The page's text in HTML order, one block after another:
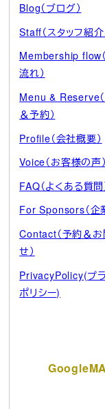
Blog（ブログ）
Staff（スタッフ紹介
Membership flow
流れ）
Menu & Reserve
＆予約）
Profile（会社概要）
Voice（お客様の声）
FAQ（よくある質問
For Sponsors（企
Contact（予約＆
せ）
PrivacyPolicy(プ
ポリシー)